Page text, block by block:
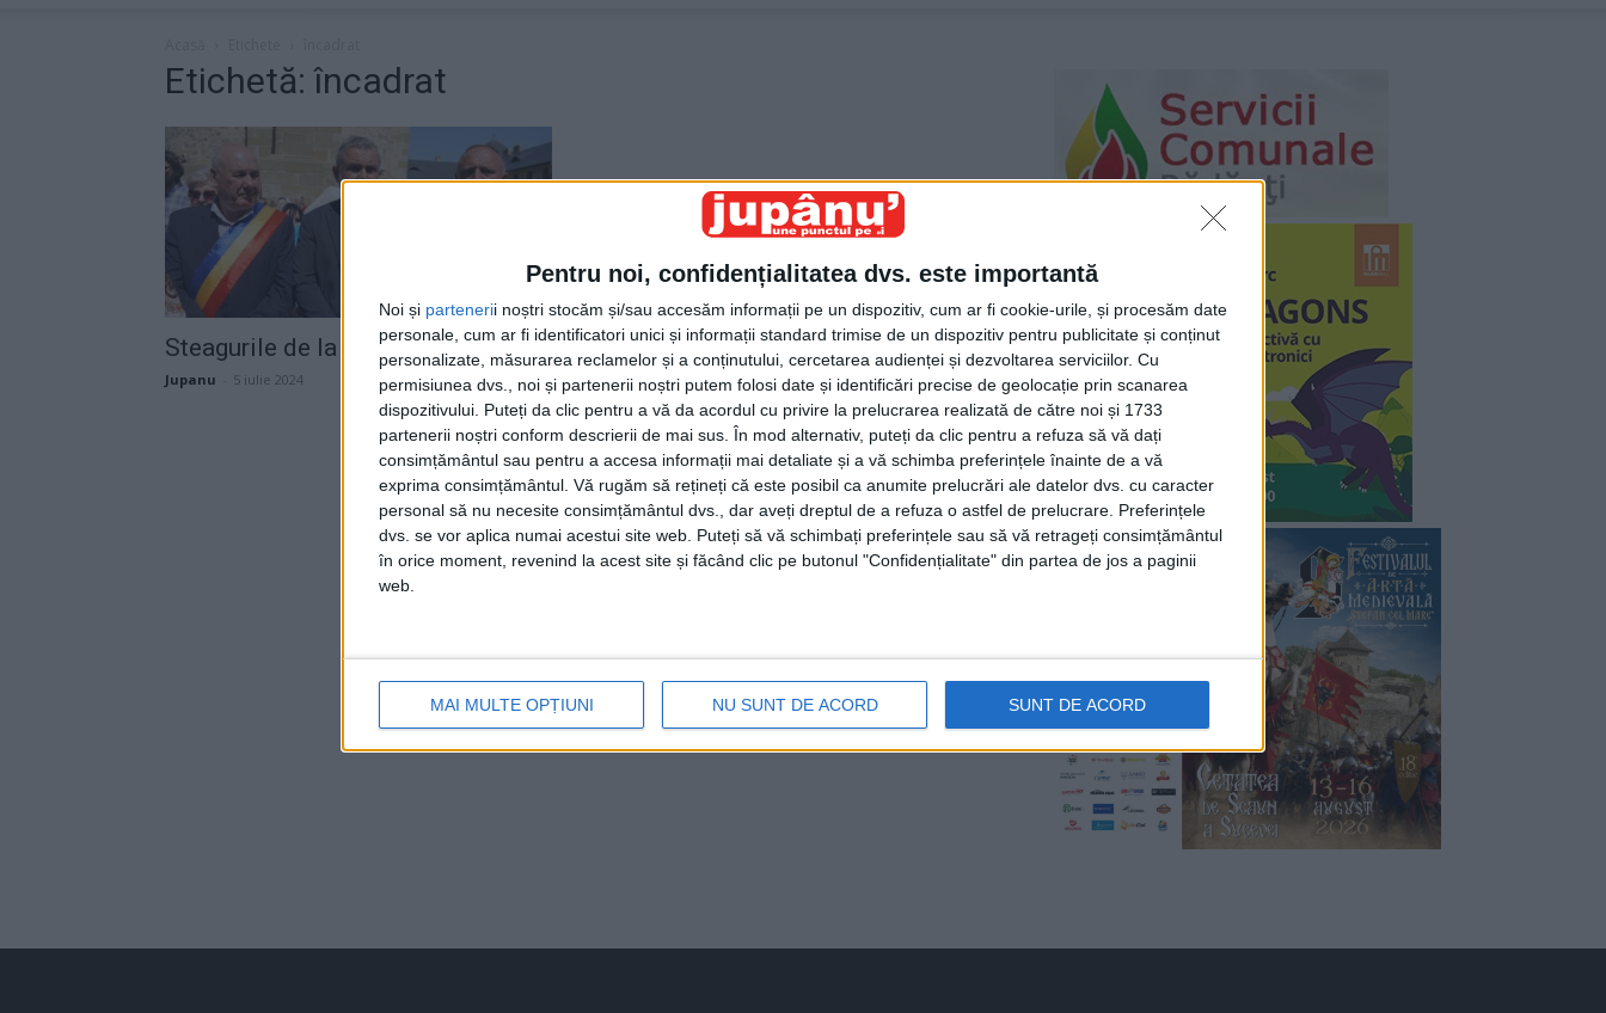
Pentru noi, confidențialitatea dvs. este importantă
Noi și partenerii noștri stocăm și/sau accesăm informații pe un dispozitiv, cum ar fi cookie-urile, și procesăm date
personale, cum ar fi identificatori unici și informații standard trimise de un dispozitiv pentru publicitate și conținut
personalizate, măsurarea reclamelor și a conținutului, cercetarea audienței și dezvoltarea serviciilor. Cu
permisiunea dvs., noi și partenerii noștri putem folosi date și identificări precise de geolocație prin scanarea
dispozitivului. Puteți da clic pentru a vă da acordul cu privire la prelucrarea realizată de către noi și 1733
partenerii noștri conform descrierii de mai sus. În mod alternativ, puteți da clic pentru a refuza să vă dați
consimțământul sau pentru a accesa informații mai detaliate și a vă schimba preferințele înainte de a vă
exprima consimțământul. Vă rugăm să rețineți că este posibil ca anumite prelucrări ale datelor dvs. cu caracter
personal să nu necesite consimțământul dvs., dar aveți dreptul de a refuza o astfel de prelucrare. Preferințele
dvs. se vor aplica numai acestui site web. Puteți să vă schimbați preferințele sau să vă retrageți consimțământul
în orice moment, revenind la acest site și făcând clic pe butonul "Confidențialitate" din partea de jos a paginii
web.
MAI MULTE OPȚIUNI NU SUNT DE ACORD SUNT DE ACORD
Etichetă: încadrat
Steagurile de la primărie
Jupanu 5 iulie 2024